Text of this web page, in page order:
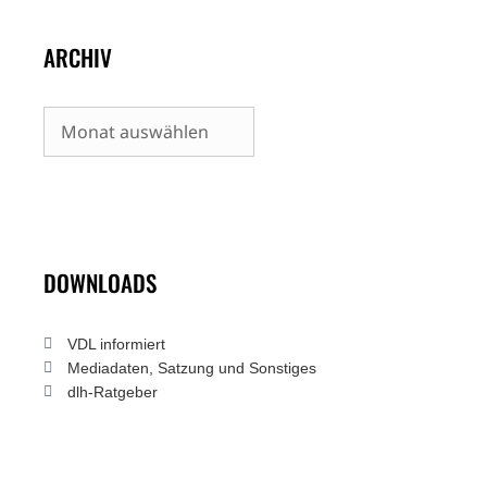
ARCHIV
Archiv
DOWNLOADS
VDL informiert
Mediadaten, Satzung und Sonstiges
dlh-Ratgeber